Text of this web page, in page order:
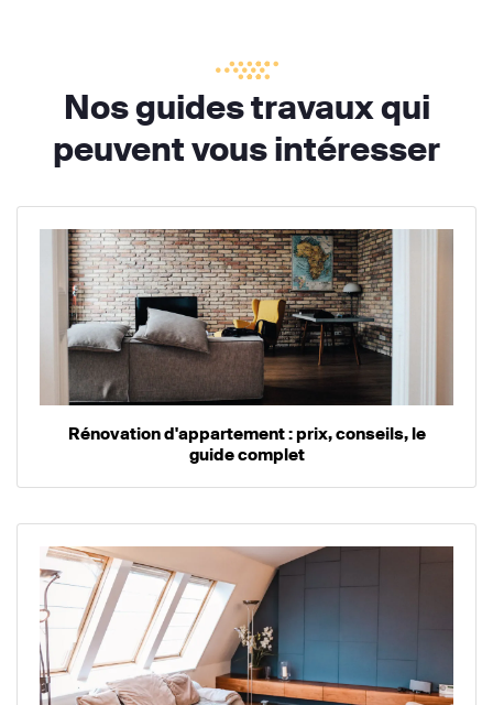
Nos guides travaux qui
peuvent vous intéresser
Rénovation d'appartement : prix, conseils, le
guide complet